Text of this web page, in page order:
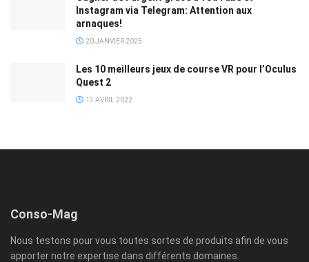
Instagram via Telegram: Attention aux
arnaques!
20 JANVIER 2025
Les 10 meilleurs jeux de course VR pour l’Oculus
Quest 2
13 AVRIL 2022
Conso-Mag
Nous testons pour vous toutes sortes de produits afin de vous
apporter notre expertise dans différents domaines.